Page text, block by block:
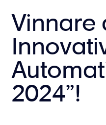
Vinnare
2024”!